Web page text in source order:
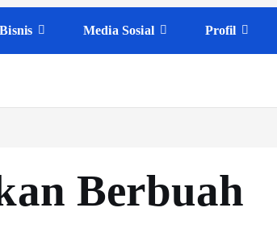
Bisnis Media Sosial Profil
Berbuah